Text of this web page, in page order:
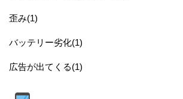
歪み(1)
バッテリー劣化(1)
広告が出てくる(1)